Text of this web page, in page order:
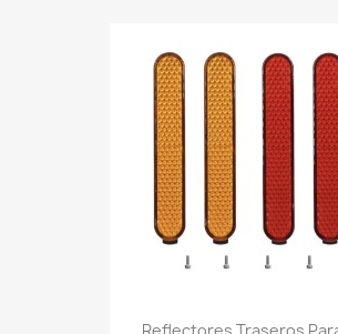
Reflectores Traseros